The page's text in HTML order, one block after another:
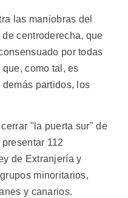
las maniobras del
centroderecha, que
por todas
como tal, es
partidos, los
"la puerta sur" de
112
de Extranjería y
minoritarios,
y canarios.